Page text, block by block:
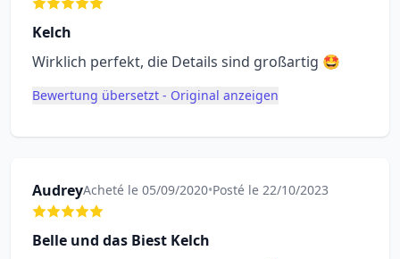
Kelch
Wirklich perfekt, die Details sind großartig 🤩
Bewertung übersetzt - Original anzeigen
AudreyAcheté le 05/09/2020•Posté le 22/10/2023
Belle und das Biest Kelch